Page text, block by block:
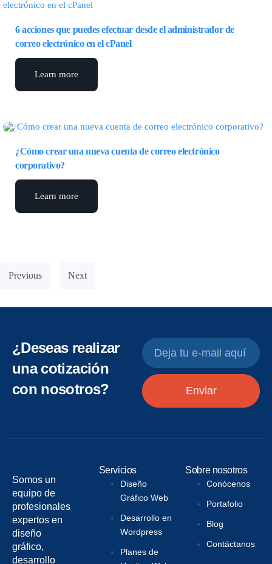
6 acciones que puedes efectuar desde el administrador de
correo electrónico en el cPanel
Learn more
¿Cómo crear una nueva cuenta de correo electrónico
corporativo?
Learn more
Previous Next
¿Deseas realizar
una cotización
con nosotros?
Enviar
Somos un
equipo de
profesionales
expertos en
diseño
gráfico,
desarrollo
Servicios
Diseño
Gráfico Web
Desarrollo en
Wordpress
Planes de
Sobre nosotros
Conócenos
Portafolio
Blog
Contáctanos